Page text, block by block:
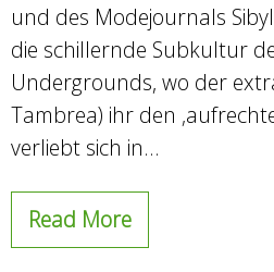
und des Modejournals
die schillernde Subkultur
Undergrounds, wo der
Tambrea) ihr den
verliebt sich in…
Read More